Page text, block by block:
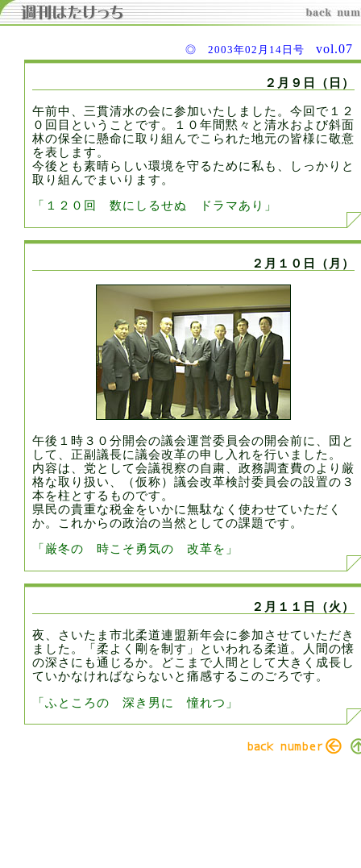
◎ 2003年02月14日号
２月９日（日）
午前中、三貫清水の会に参加いたしました。今回で１２
０回目ということです。１０年間黙々と清水および斜面
林の保全に懸命に取り組んでこられた地元の皆様に敬意
を表します。
今後とも素晴らしい環境を守るために私も、しっかりと
取り組んでまいります。
「１２０回 数にしるせぬ ドラマあり」
２月１０日（月）
午後１時３０分開会の議会運営委員会の開会前に、団と
して、正副議長に議会改革の申し入れを行いました。
内容は、党として会議視察の自粛、政務調査費のより厳
格な取り扱い、（仮称）議会改革検討委員会の設置の３
本を柱とするものです。
県民の貴重な税金をいかに無駄なく使わせていただく
か。これからの政治の当然としての課題です。
「厳冬の 時こそ勇気の 改革を」
２月１１日（火）
夜、さいたま市北柔道連盟新年会に参加させていただき
ました。「柔よく剛を制す」といわれる柔道。人間の懐
の深さにも通じるか。どこまで人間として大きく成長し
ていかなければならないと痛感するこのごろです。
「ふところの 深き男に 憧れつ」